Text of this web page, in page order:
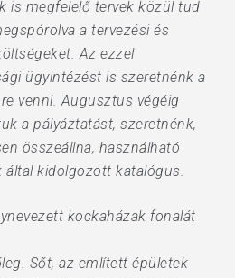
is megfelelő tervek közül tud
a tervezési és
Az ezzel
ügyintézést is szeretnénk a
venni. Augusztus végéig
a pályáztatást, szeretnénk,
összeállna, használható
által kidolgozott katalógus.
kockaházak fonalát
Sőt, az említett épületek